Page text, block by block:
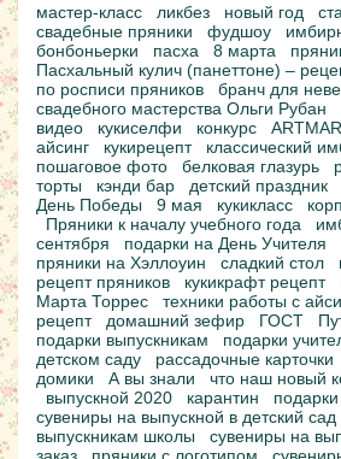
мастер-класс ликбез новый год
свадебные пряники
фудшоу
бонбоньерки
пасха 8 марта
Пасхальный кулич (панеттоне) –
по росписи пряников
бранч для
свадебного мастерства Ольги Рубан
видео
кукиселфи конкурс
айсинг
кукирецепт
классический
пошаговое фото
белковая глазурь
торты
кэнди бар детский праздник
День Победы
9 мая кукикласс
Пряники к началу учебного года
сентября
подарки на День Учителя
пряники на Хэллоуин
сладкий стол
рецепт пряников
кукикрафт рецепт
Марта Торрес
техники работы с
рецепт
домашний зефир ГОСТ
подарки выпускникам
подарки
детском саду
рассадочные карточки
домики
А вы знали
что наш новый
выпускной 2020
карантин
сувениры на выпускной в детский сад
выпускникам школы
сувениры на
заказ
пряники с логотипом